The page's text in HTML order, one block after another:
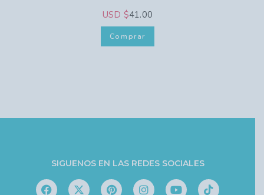
USD $41.00
Comprar
SIGUENOS EN LAS REDES SOCIALES